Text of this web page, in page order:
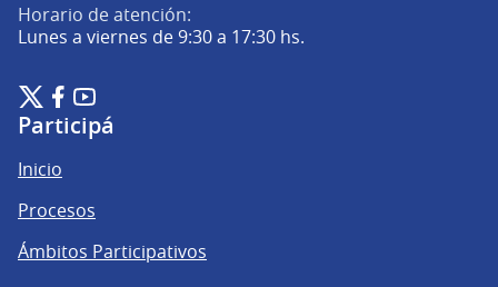
Horario de atención:
Lunes a viernes de 9:30 a 17:30 hs.
Plataforma de Participación Ciudadana Digital en X
(Enlace externo)
Plataforma de Participación Ciudadana Digital en Facebook
(Enlace externo)
Plataforma de Participación Ciudadana Digital en
(Enlace externo)
Participá
Inicio
Procesos
Ámbitos Participativos